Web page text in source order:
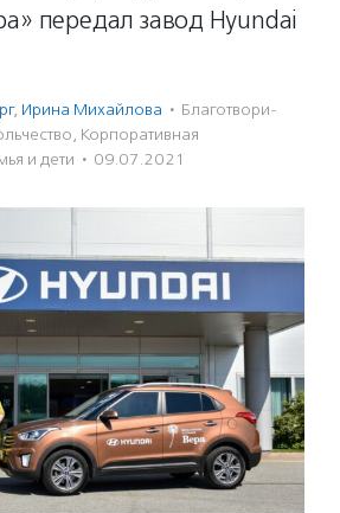
передал завод Hyundai
, Ирина Михайлова · Благотвори­
, Корпоративная
и дети · 09.07.2021